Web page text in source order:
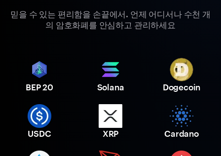
믿을 수 있는 편리함을 손끝에서. 언제 어디서나 수천 개
의 암호화폐를 안심하고 관리하세요
BEP 20 Solana Dogecoin
USDC XRP Cardano